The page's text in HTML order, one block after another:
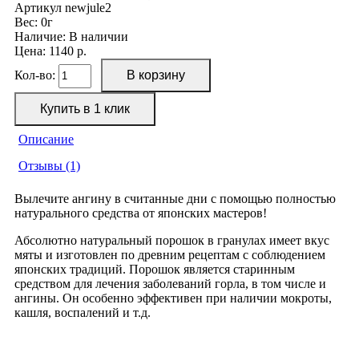
Артикул newjule2
Вес: 0г
Наличие: В наличии
Цена: 1140 р.
Кол-во:
Описание
Отзывы (1)
Вылечите ангину в считанные дни с помощью полностью
натурального средства от японских мастеров!
Абсолютно натуральный порошок в гранулах имеет вкус
мяты и изготовлен по древним рецептам с соблюдением
японских традиций. Порошок является старинным
средством для лечения заболеваний горла, в том числе и
ангины. Он особенно эффективен при наличии мокроты,
кашля, воспалений и т.д.